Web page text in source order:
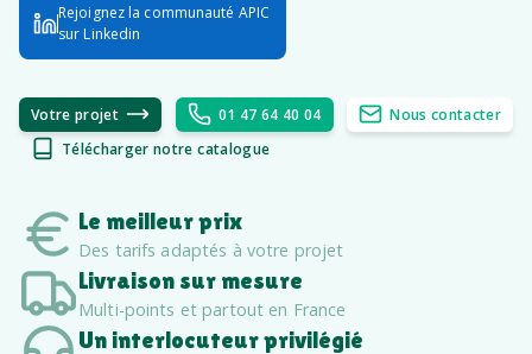
Rejoignez la communauté APIC
sur Linkedin
Votre projet 01 47 64 40 04
Nous contacter
Télécharger notre catalogue
Le meilleur prix
Des tarifs adaptés à votre projet
Livraison sur mesure
Multi-points et partout en France
Un interlocuteur privilégié